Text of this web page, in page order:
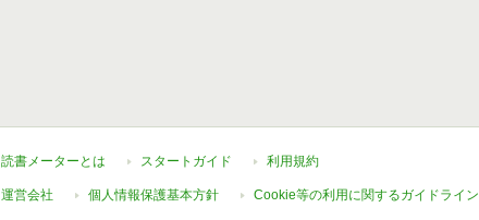
読書メーターとは スタートガイド 利用規約
運営会社 個人情報保護基本方針 Cookie等の利用に関するガイドライン